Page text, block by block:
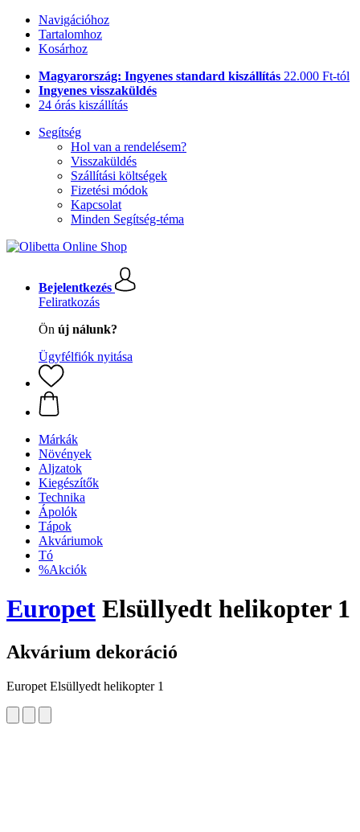
Navigációhoz
Tartalomhoz
Kosárhoz
Magyarország: Ingyenes standard kiszállítás 22.000 Ft-tól
Ingyenes visszaküldés
24 órás kiszállítás
Segítség
Hol van a rendelésem?
Visszaküldés
Szállítási költségek
Fizetési módok
Kapcsolat
Minden Segítség-téma
Bejelentkezés
Feliratkozás
Ön új nálunk?
Ügyfélfiók nyitása
Márkák
Növények
Aljzatok
Kiegészítők
Technika
Ápolók
Tápok
Akváriumok
Tó
%Akciók
Europet Elsüllyedt helikopter 1
Akvárium dekoráció
Europet Elsüllyedt helikopter 1